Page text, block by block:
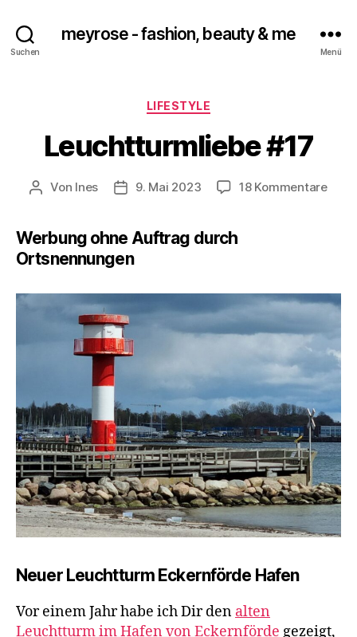
Suchen
meyrose - fashion, beauty & me
Menü
Kategorien
LIFESTYLE
Leuchtturmliebe #17
Beitragsautor
Von Ines Veröffentlichungsdatum
9. Mai 2023 18 Kommentarezu
Werbung ohne Auftrag durch
Ortsnennungen
Neuer Leuchtturm Eckernförde Hafen
Vor einem Jahr habe ich Dir den alten
Leuchtturm im Hafen von Eckernförde gezeigt,